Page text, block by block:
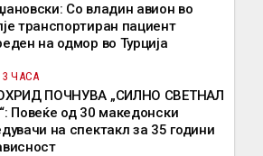
Со владин авион во
транспортиран пациент
на одмор во Турција
ЧАСА
ПОЧНУВА „СИЛНО СВЕТНАЛ
Повеќе од 30 македонски
на спектакл за 35 години